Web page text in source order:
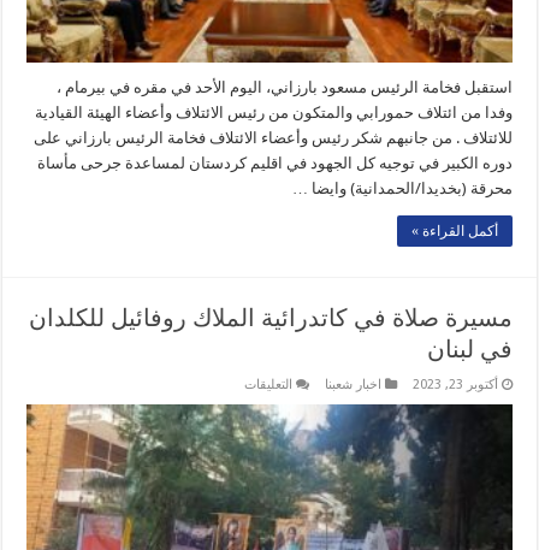
استقبل فخامة الرئيس مسعود بارزاني، اليوم الأحد في مقره في بيرمام ،
وفدا من ائتلاف حمورابي والمتكون من رئيس الائتلاف وأعضاء الهيئة القيادية
للائتلاف . من جانبهم شكر رئيس وأعضاء الائتلاف فخامة الرئيس بارزاني على
دوره الكبير في توجيه كل الجهود في اقليم كردستان لمساعدة جرحى مأساة
محرقة (بخديدا/الحمدانية) وايضا …
أكمل القراءة »
مسيرة صلاة في كاتدرائية الملاك روفائيل للكلدان
في لبنان
أكتوبر 23, 2023 اخبار شعبنا التعليقات
صلاة
في
كاتدرائية
الملاك
روفائيل
للكلدان
في
لبنان
مغلقة